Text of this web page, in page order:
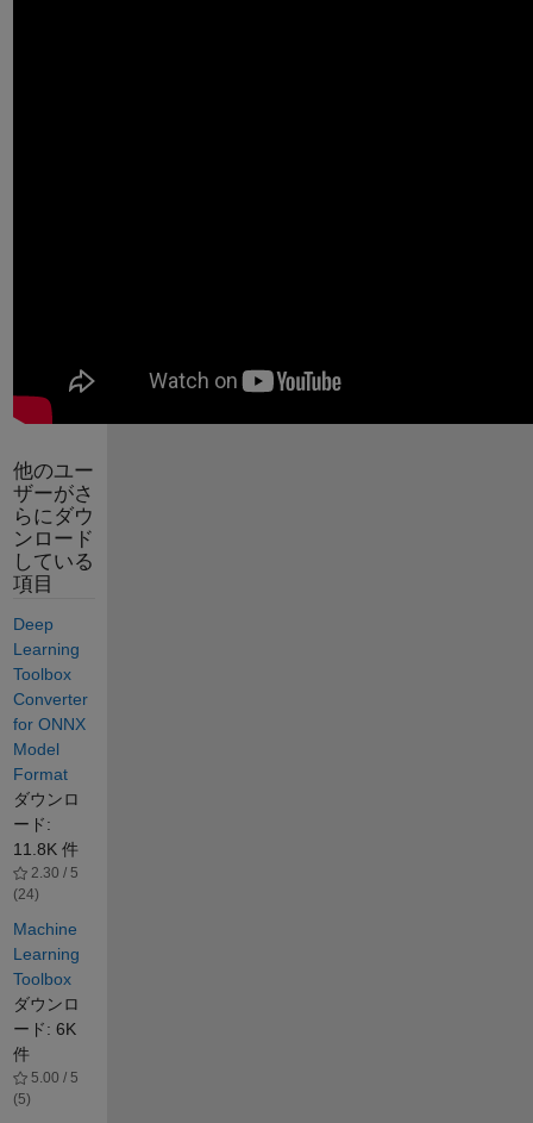
他のユー
ザーがさ
らにダウ
ンロード
している
項目
Deep
Learning
Toolbox
Converter
for ONNX
Model
Format
ダウンロ
ード:
11.8K 件
2.30 / 5
(24)
Machine
Learning
Toolbox
ダウンロ
ード: 6K
件
5.00 / 5
(5)